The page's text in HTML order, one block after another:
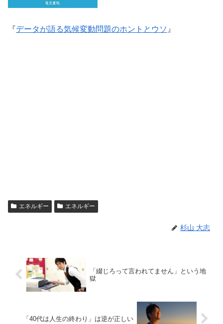
『データが語る気候変動問題のホントとウソ 』
エネルギー エネルギー
杉山 大志
「綴じろって言われてません」という地
獄
「40代は人生の終わり」は逆が正しい